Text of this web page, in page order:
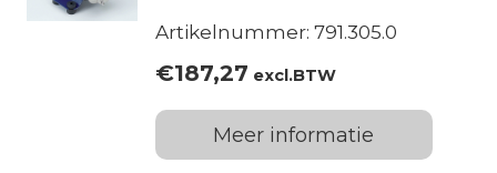
Artikelnummer: 791.305.0
€187,27 excl.BTW
Meer informatie